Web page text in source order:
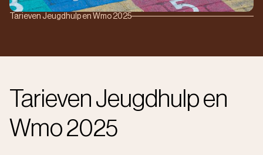
Tarieven Jeugdhulp en Wmo 2025
Tarieven Jeugdhulp en
Wmo 2025